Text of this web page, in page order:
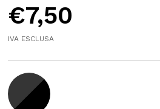
€7,50
IVA ESCLUSA